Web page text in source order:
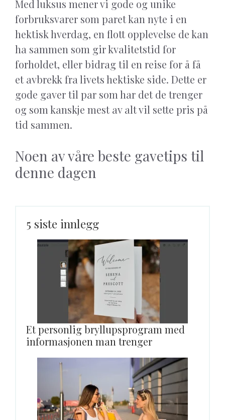
Med luksus mener vi gode og unike
forbruksvarer som paret kan nyte i en
hektisk hverdag, en flott opplevelse de kan
ha sammen som gir kvalitetstid for
forholdet, eller bidrag til en reise for å få
et avbrekk fra livets hektiske side. Dette er
gode gaver til par som har det de trenger
og som kanskje mest av alt vil sette pris på
tid sammen.
Noen av våre beste gavetips til
denne dagen
5 siste innlegg
Et personlig bryllupsprogram med
informasjonen man trenger